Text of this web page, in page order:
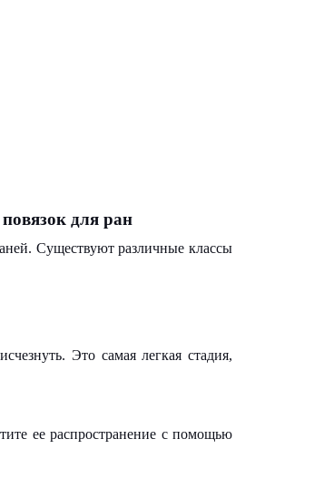
для ран
Существуют различные классы
Это самая легкая стадия,
ее распространение с помощью